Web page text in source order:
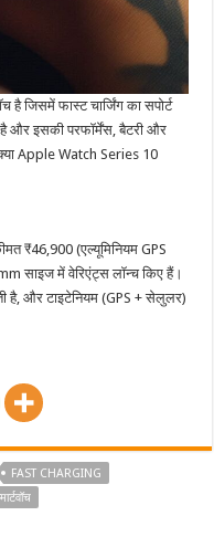
है जिसमें फास्ट चार्जिंग का सपोर्ट
और इसकी परफॉर्मेंस, बैटरी और
Apple Watch Series 10
₹46,900 (एल्यूमिनियम GPS
साइज में वेरिएंट्स लॉन्च किए हैं।
है, और टाइटेनियम (GPS + सेलुलर)
FAST CHARGING